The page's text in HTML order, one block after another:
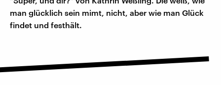
man glücklich sein mimt, nicht, aber wie man Glück
findet und festhält.